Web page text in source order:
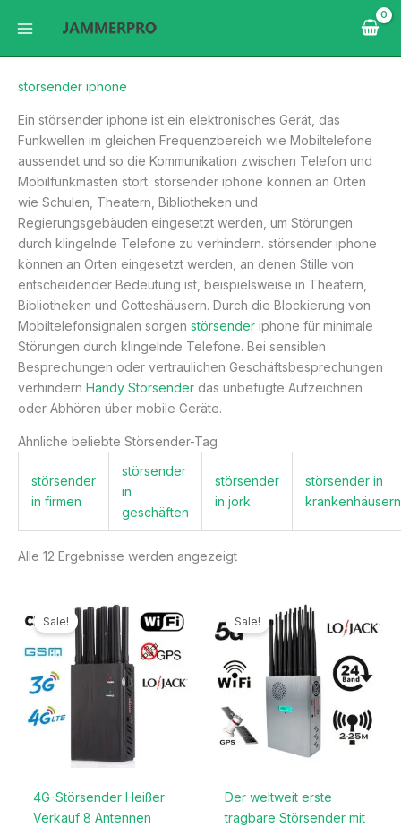
Inhalt
störsender iphone
Ein störsender iphone ist ein elektronisches Gerät, das
Funkwellen im gleichen Frequenzbereich wie Mobiltelefone
aussendet und so die Kommunikation zwischen Telefon und
Mobilfunkmasten stört. störsender iphone können an Orten
wie Schulen, Theatern, Bibliotheken und
Regierungsgebäuden eingesetzt werden, um Störungen
durch klingelnde Telefone zu verhindern. störsender iphone
können an Orten eingesetzt werden, an denen Stille von
entscheidender Bedeutung ist, beispielsweise in Theatern,
Bibliotheken und Gotteshäusern. Durch die Blockierung von
Mobiltelefonsignalen sorgen störsender iphone für minimale
Störungen durch klingelnde Telefone. Bei sensiblen
Besprechungen oder vertraulichen Geschäftsbesprechungen
verhindern Handy Störsender das unbefugte Aufzeichnen
oder Abhören über mobile Geräte.
Ähnliche beliebte Störsender-Tag
störsender
in firmen
störsender
in
geschäften
störsender
in jork
störsender in
krankenhäusern
Alle 12 Ergebnisse werden angezeigt
Sale!
4G-Störsender Heißer
Verkauf 8 Antennen
Preis
war:
499,99€
Preis
ist:
199,99€.
Sale!
Der weltweit erste
tragbare Störsender mit
Preis
war:
1.299,00€
ist: